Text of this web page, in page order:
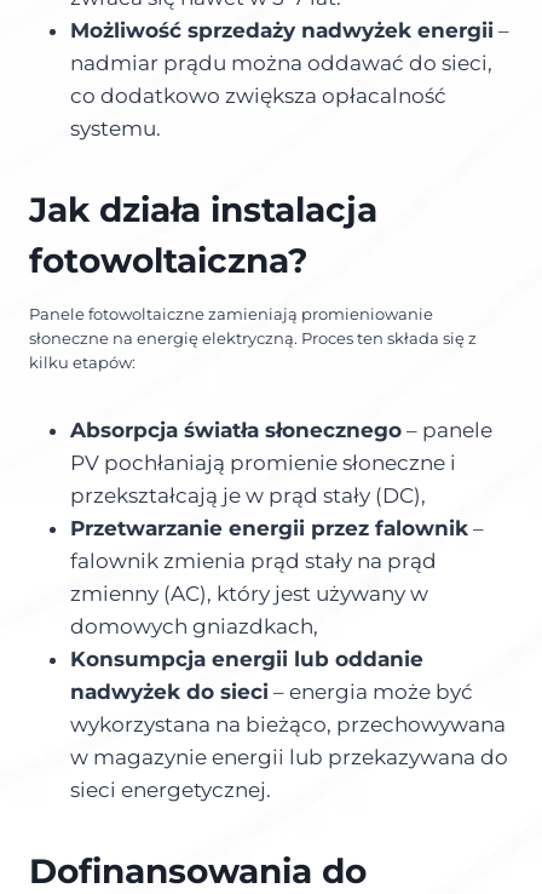
Możliwość sprzedaży nadwyżek energii –
nadmiar prądu można oddawać do sieci,
co dodatkowo zwiększa opłacalność
systemu.
Jak działa instalacja
fotowoltaiczna?
Panele fotowoltaiczne zamieniają promieniowanie
słoneczne na energię elektryczną. Proces ten składa się z
kilku etapów:
Absorpcja światła słonecznego – panele
PV pochłaniają promienie słoneczne i
przekształcają je w prąd stały (DC),
Przetwarzanie energii przez falownik –
falownik zmienia prąd stały na prąd
zmienny (AC), który jest używany w
domowych gniazdkach,
Konsumpcja energii lub oddanie
nadwyżek do sieci – energia może być
wykorzystana na bieżąco, przechowywana
w magazynie energii lub przekazywana do
sieci energetycznej.
Dofinansowania do